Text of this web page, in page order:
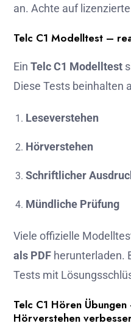
an. Achte auf
Telc C1 Modelltest –
Ein Telc C1 Modelltest
Diese Tests beinhalten
Leseverstehen
Hörverstehen
Schriftlicher
Mündliche Prüfung
Viele offizielle
als PDF herunterladen.
Tests mit
Telc C1 Hören
Hörverstehen